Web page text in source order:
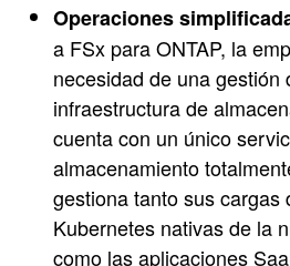
Operaciones
a FSx para ONTAP, la
necesidad de una gestión
infraestructura de
cuenta con un único
almacenamiento
gestiona tanto sus cargas
Kubernetes nativas de la
como las aplicaciones